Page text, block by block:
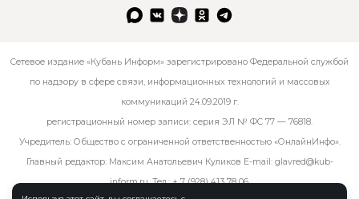
Сетевое издание «Кубань Информ» зарегистрировано Федеральной службой
по надзору в сфере связи, информационных технологий и массовых
коммуникаций 24.09.2019 г.
регистрационный номер записи: серия ЭЛ № ФС 77 — 76818.
Учредитель: Общество с ограниченной ответственностью «ОнлайнИнфо».
Главный редактор: Максим Анатольевич Куликов E-mail: glavred@kub-
inform.ru. Тел.:+ 7 (928) 413 78 06.